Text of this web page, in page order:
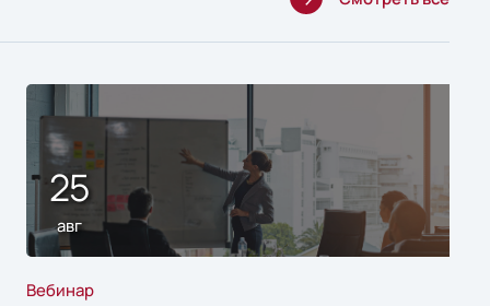
25
авг
Вебинар